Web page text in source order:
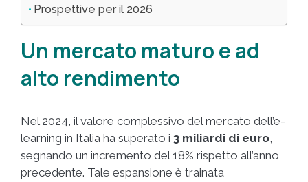
Prospettive per il 2026
Un mercato maturo e ad
alto rendimento
Nel 2024, il valore complessivo del mercato dell’e-
learning in Italia ha superato i 3 miliardi di euro,
segnando un incremento del 18% rispetto all’anno
precedente. Tale espansione è trainata